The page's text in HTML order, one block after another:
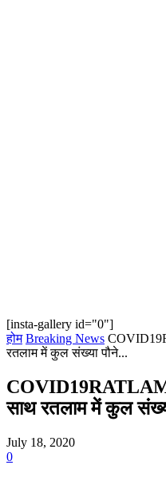
[insta-gallery id="0"]
होम Breaking News
रतलाम में कुल संख्या पौने...
COVID19RATLAM
साथ रतलाम में कुल
July 18, 2020
0